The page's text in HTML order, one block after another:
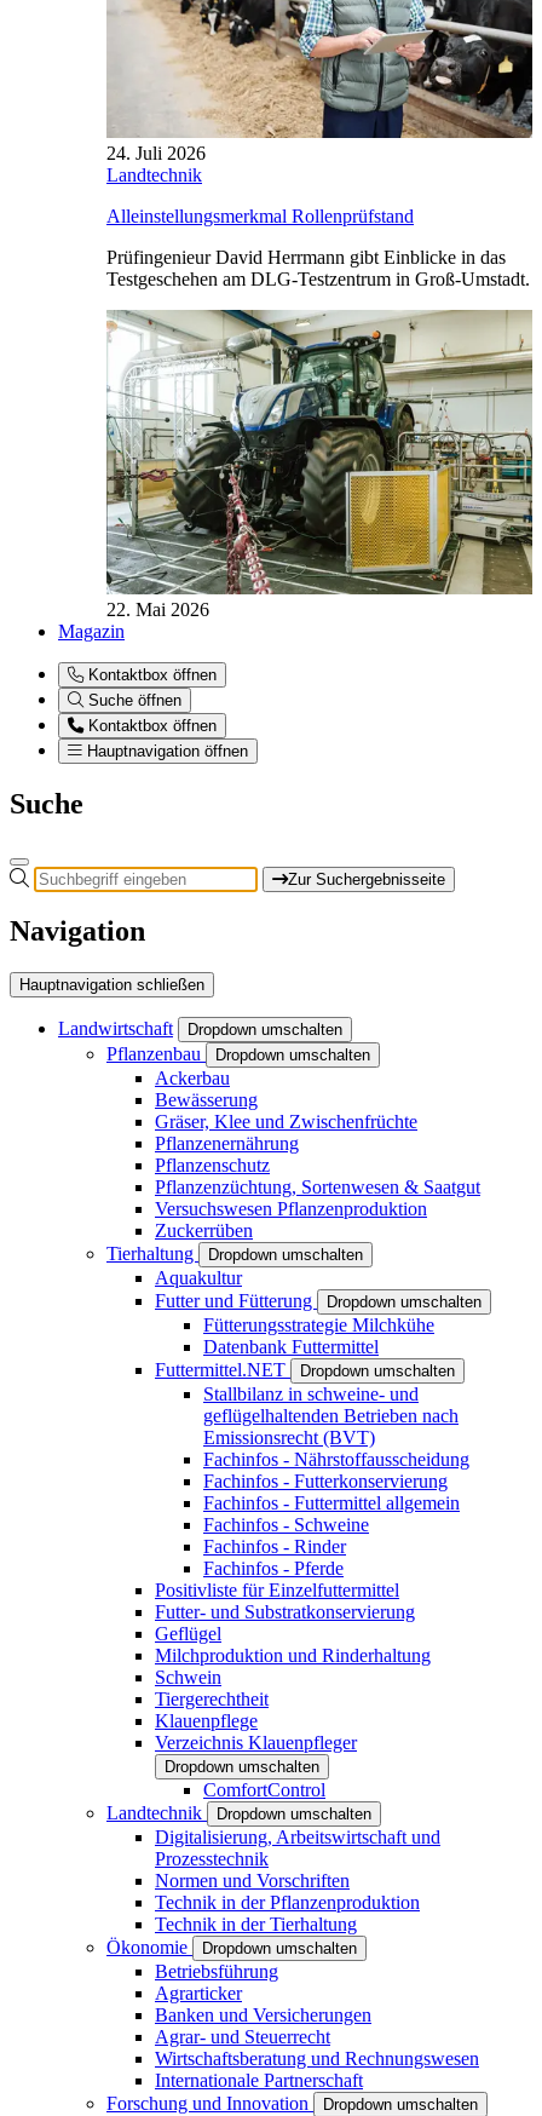
24. Juli 2026
Landtechnik
Alleinstellungsmerkmal Rollenprüfstand
Prüfingenieur David Herrmann gibt Einblicke in das
Testgeschehen am DLG-Testzentrum in Groß-Umstadt.
22. Mai 2026
Magazin
Kontaktbox öffnen
Suche öffnen
Kontaktbox öffnen
Hauptnavigation öffnen
Suche
Zur Suchergebnisseite
Navigation
Hauptnavigation schließen
Landwirtschaft Dropdown umschalten
Pflanzenbau Dropdown umschalten
Ackerbau
Bewässerung
Gräser, Klee und Zwischenfrüchte
Pflanzenernährung
Pflanzenschutz
Pflanzenzüchtung, Sortenwesen & Saatgut
Versuchswesen Pflanzenproduktion
Zuckerrüben
Tierhaltung
Dropdown umschalten
Aquakultur
Futter und Fütterung
Dropdown umschalten
Fütterungsstrategie Milchkühe
Datenbank Futtermittel
Futtermittel.NET
Dropdown umschalten
Stallbilanz in schweine- und
geflügelhaltenden Betrieben nach
Emissionsrecht (BVT)
Fachinfos - Nährstoffausscheidung
Fachinfos - Futterkonservierung
Fachinfos - Futtermittel allgemein
Fachinfos - Schweine
Fachinfos - Rinder
Fachinfos - Pferde
Positivliste für Einzelfuttermittel
Futter- und Substratkonservierung
Geflügel
Milchproduktion und Rinderhaltung
Schwein
Tiergerechtheit
Klauenpflege
Verzeichnis Klauenpfleger
Dropdown umschalten
ComfortControl
Landtechnik
Dropdown umschalten
Digitalisierung, Arbeitswirtschaft und
Prozesstechnik
Normen und Vorschriften
Technik in der Pflanzenproduktion
Technik in der Tierhaltung
Ökonomie
Dropdown umschalten
Betriebsführung
Agrarticker
Banken und Versicherungen
Agrar- und Steuerrecht
Wirtschaftsberatung und Rechnungswesen
Internationale Partnerschaft
Forschung und Innovation
Dropdown umschalten